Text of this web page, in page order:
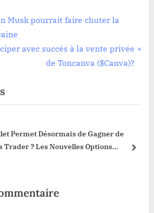
Musk pourrait faire chuter la
avec succès à la vente privée
de Toncanva ($Canva)?
Permet Désormais de Gagner de
Trader ? Les Nouvelles Options
next